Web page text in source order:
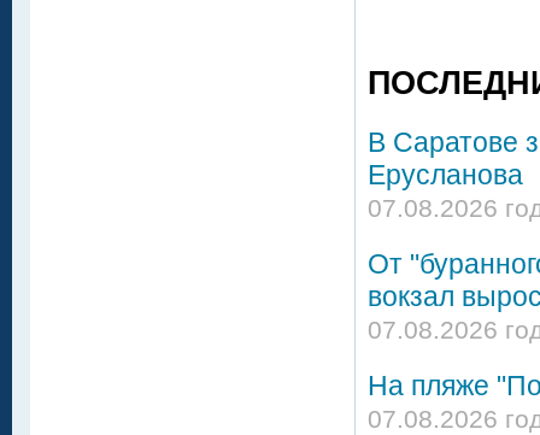
В Саратове
Ерусланова
07.08.2026
От
вокзал
07.08.2026
На пляже
07.08.2026